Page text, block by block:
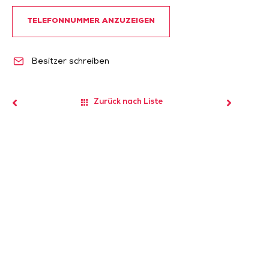
TELEFONNUMMER ANZUZEIGEN
Besitzer schreiben
Zurück nach Liste